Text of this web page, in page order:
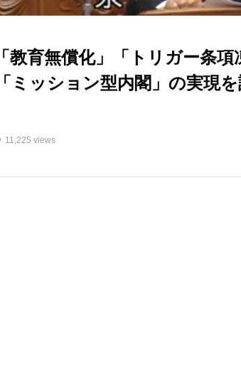
教育無償化」「トリガー条
ミッション型内閣」の実現
11,225 views